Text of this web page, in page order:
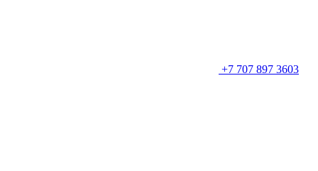
+7 707 897 3603